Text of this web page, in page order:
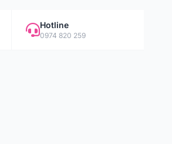
Hotline
0974 820 259